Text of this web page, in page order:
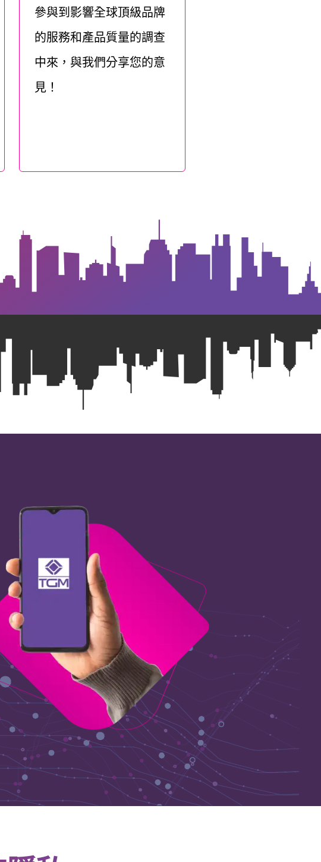
參與到影響全球頂級品牌
的服務和產品質量的調查
中來，與我們分享您的意
見！